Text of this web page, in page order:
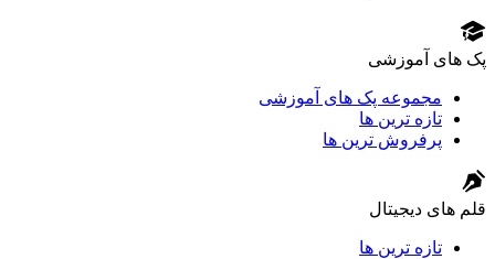
پک های آموزشی
مجموعه پک های آموزشی
تازه ترین ها
پرفروش ترین ها
قلم های دیجیتال
تازه ترین ها